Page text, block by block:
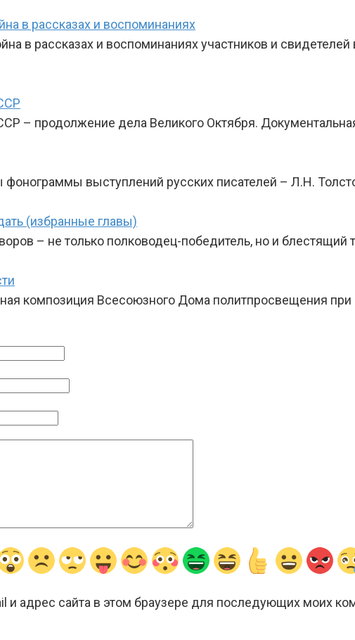
в рассказах и воспоминаниях
в рассказах и воспоминаниях участников и
– продолжение дела Великого Октября.
фонограммы выступлений русских писателей – Л.Н.
(избранные главы)
– не только полководец-победитель, но и
композиция Всесоюзного Дома политпросвещения
и адрес сайта в этом браузере для последующих моих